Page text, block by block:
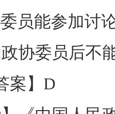
能参加讨
委员后不
】D